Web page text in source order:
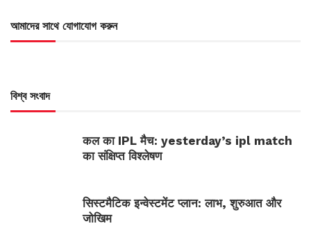
আমাদের সাথে যোগাযোগ করুন
বিশ্ব সংবাদ
कल का IPL मैच: yesterday’s ipl match
का संक्षिप्त विश्लेषण
सिस्टमैटिक इन्वेस्टमेंट प्लान: लाभ, शुरुआत और
जोखिम